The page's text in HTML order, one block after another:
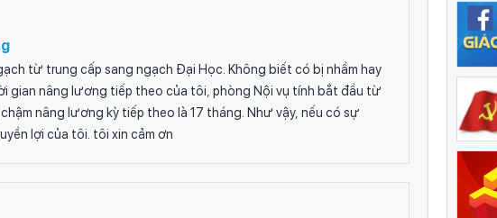
từ trung cấp sang ngạch Đại Học. Không biết có bị nhầm hay
gian nâng lương tiếp theo của tôi, phòng Nội vụ tính bắt đầu từ
nâng lương kỳ tiếp theo là 17 tháng. Như vậy, nếu có sự
lợi của tôi. tôi xin cảm ơn